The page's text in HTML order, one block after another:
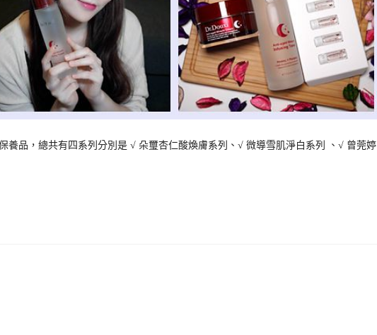
品，總共有四系列分別是 √ 朵璽杏仁酸煥膚系列、√ 微導雪肌淨白系列 、√ 曾莞婷